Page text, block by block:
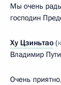
Мы очень
господин
Ху Цзиньтао (
Владимир
Очень